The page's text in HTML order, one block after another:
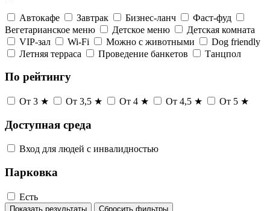
Автокафе Завтрак Бизнес-ланч
Фаст-фуд
Вегетарианское меню
Детское меню
Детская комната
VIP-зал
Wi-Fi Можно с животными
Dog friendly
Летняя терраса
Проведение банкетов Танцпол
По рейтингу
От 3 ★ От 3,5 ★ От 4 ★ От 4,5 ★ От 5 ★
Доступная среда
Вход для людей с инвалидностью
Парковка
Есть
Показать результаты Сбросить фильтры